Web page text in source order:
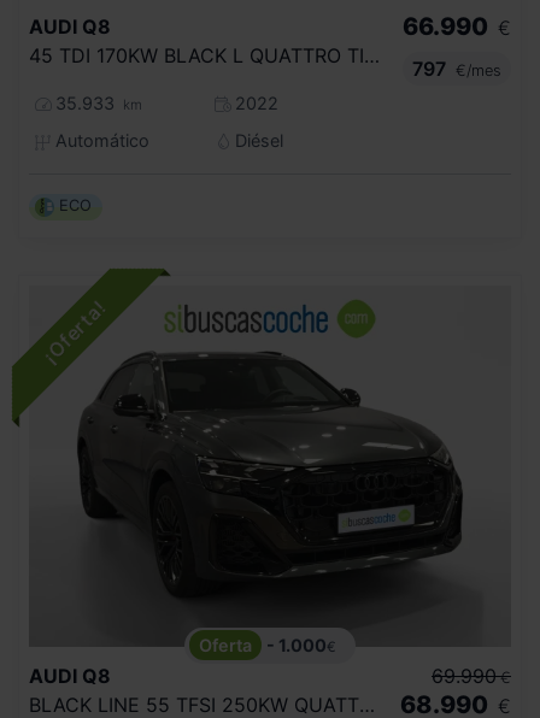
AUDI Q8
45 TDI 170KW BLACK L QUATTRO TIPTRONIC
35.933 km
2022
Automático
Diésel
66.990 €
797
€/mes
ECO
- 1.000€
AUDI Q8
BLACK LINE 55 TFSI 250KW QUATTRO TIPTRON
69.990 €
68.990 €